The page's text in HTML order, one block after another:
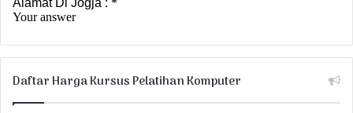
Daftar Harga Kursus Pelatihan Komputer